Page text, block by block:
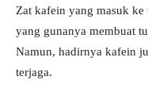
Zat kafein yang masuk ke
yang gunanya membuat
Namun, hadirnya kafein
terjaga.